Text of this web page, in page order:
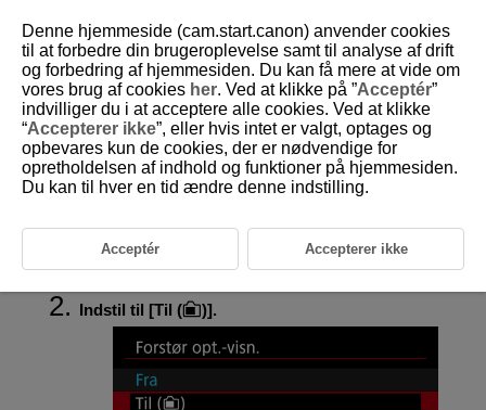
D388-103
Forstørret optagelsesdisplay
Forstørret display er tilgængelig under filmoptagelse, hvilket giver dig
Indstil til [Til ( )].
Denne hjemmeside (cam.start.canon) anvender cookies
til at forbedre din brugeroplevelse samt til analyse af drift
og forbedring af hjemmesiden. Du kan få mere at vide om
vores brug af cookies her. Ved at klikke på ”Acceptér”
indvilliger du i at acceptere alle cookies. Ved at klikke
“Accepterer ikke”, eller hvis intet er valgt, optages og
opbevares kun de cookies, der er nødvendige for
opretholdelsen af indhold og funktioner på hjemmesiden.
Du kan til hver en tid ændre denne indstilling.
Acceptér Accepterer ikke